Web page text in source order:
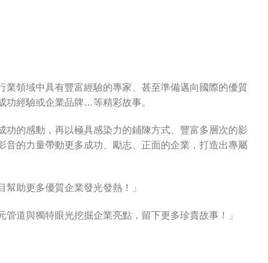
業領域中具有豐富經驗的專家、甚至準備邁向國際的優質
功經驗或企業品牌…等精彩故事。
的感動，再以極具感染力的鋪陳方式、豐富多層次的影
的力量帶動更多成功、勵志、正面的企業，打造出專屬
助更多優質企業發光發熱！」
道與獨特眼光挖掘企業亮點，留下更多珍貴故事！」